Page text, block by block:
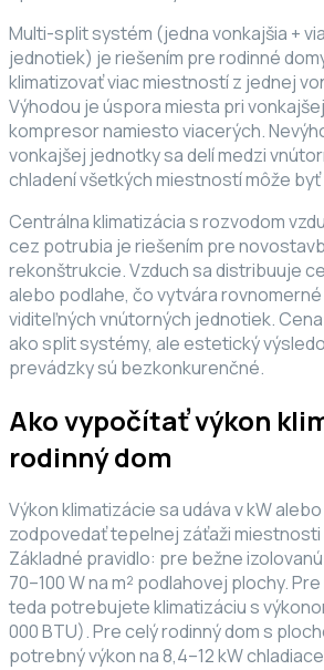
Multi-split systém (jedna vonkajšia +
jednotiek) je riešením pre rodinné
klimatizovať viac miestností z jednej
Výhodou je úspora miesta pri
kompresor namiesto viacerých.
vonkajšej jednotky sa delí medzi
chladení všetkých miestností môže byť
Centrálna klimatizácia s rozvodom
cez potrubia je riešením pre
rekonštrukcie. Vzduch sa distribuuje
alebo podlahe, čo vytvára
viditeľných vnútorných jednotiek.
ako split systémy, ale estetický
prevádzky sú bezkonkurenčné.
Ako vypočítať výkon
rodinný dom
Výkon klimatizácie sa udáva v kW
zodpovedať tepelnej záťaži miestnosti
Základné pravidlo: pre bežne
70–100 W na m² podlahovej plochy.
teda potrebujete klimatizáciu s
000 BTU). Pre celý rodinný dom s
potrebný výkon na 8,4–12 kW